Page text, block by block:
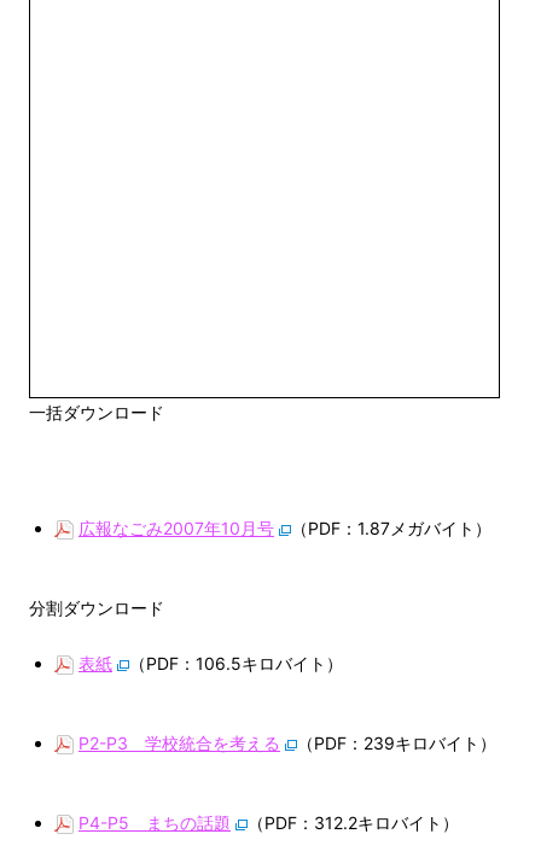
一括ダウンロード
広報なごみ2007年10月号 （PDF：1.87メガバイト）
分割ダウンロード
表紙 （PDF：106.5キロバイト）
P2-P3 学校統合を考える （PDF：239キロバイト）
P4-P5 まちの話題 （PDF：312.2キロバイト）